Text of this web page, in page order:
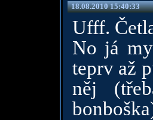
18.08.2010 15:40:33
Ufff.
No já
teprv až
něj